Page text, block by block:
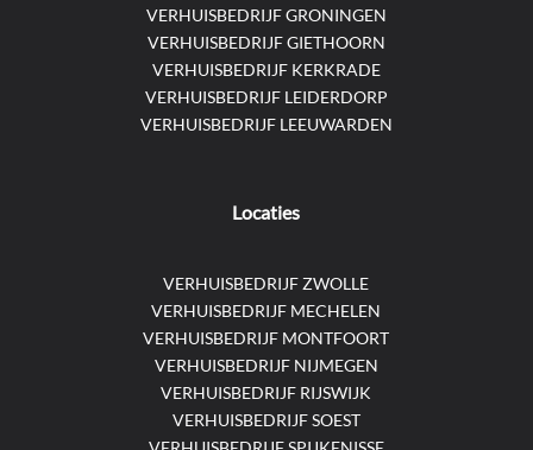
VERHUISBEDRIJF GRONINGEN
VERHUISBEDRIJF GIETHOORN
VERHUISBEDRIJF KERKRADE
VERHUISBEDRIJF LEIDERDORP
VERHUISBEDRIJF LEEUWARDEN
Locaties
VERHUISBEDRIJF ZWOLLE
VERHUISBEDRIJF MECHELEN
VERHUISBEDRIJF MONTFOORT
VERHUISBEDRIJF NIJMEGEN
VERHUISBEDRIJF RIJSWIJK
VERHUISBEDRIJF SOEST